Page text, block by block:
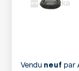
Vendu neuf par